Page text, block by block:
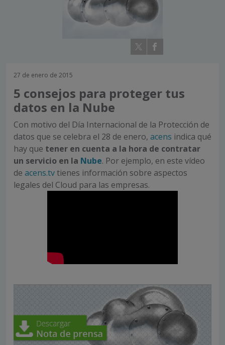
27 de enero de 2015
5 consejos para proteger tus
datos en la Nube
Con motivo del Día Internacional de la Protección de
datos que se celebra el 28 de enero, acens indica qué
hay que tener en cuenta a la hora de contratar
un servicio en la Nube. Por ejemplo, en este vídeo
de acens.tvtienes información sobre aspectos
legales del Cloud para las empresas.